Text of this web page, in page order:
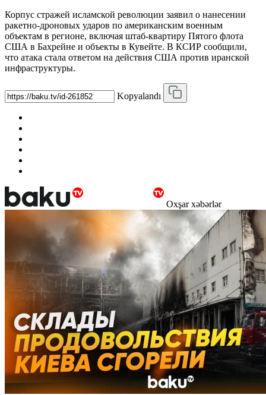
Корпус стражей исламской революции заявил о нанесении
ракетно-дроновых ударов по американским военным
объектам в регионе, включая штаб-квартиру Пятого флота
США в Бахрейне и объекты в Кувейте. В КСИР сообщили,
что атака стала ответом на действия США против иранской
инфраструктуры.
Kopyalandı
Oxşar xəbərlər